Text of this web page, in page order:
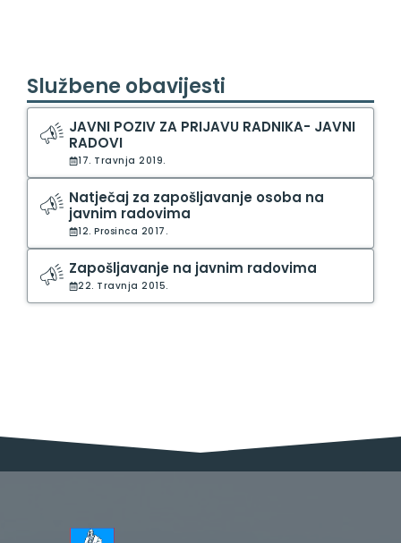
Službene obavijesti
JAVNI POZIV ZA PRIJAVU RADNIKA- JAVNI
RADOVI
17. Travnja 2019.
Natječaj za zapošljavanje osoba na
javnim radovima
12. Prosinca 2017.
Zapošljavanje na javnim radovima
22. Travnja 2015.